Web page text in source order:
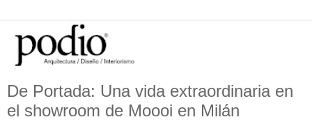
De Portada: Una vida extraordinaria en
el showroom de Moooi en Milán